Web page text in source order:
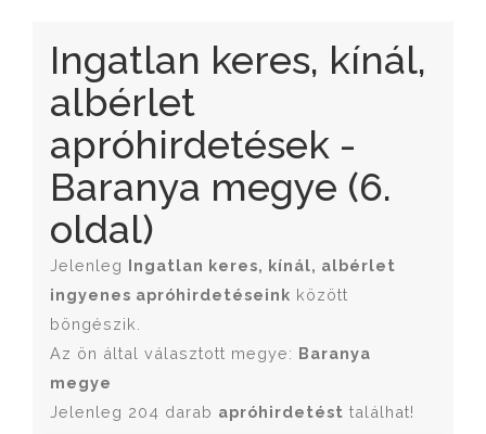
Ingatlan keres, kínál,
albérlet
apróhirdetések -
Baranya megye (6.
oldal)
Jelenleg Ingatlan keres, kínál, albérlet
ingyenes apróhirdetéseink között
böngészik.
Az ön által választott megye: Baranya
megye
Jelenleg 204 darab apróhirdetést találhat!